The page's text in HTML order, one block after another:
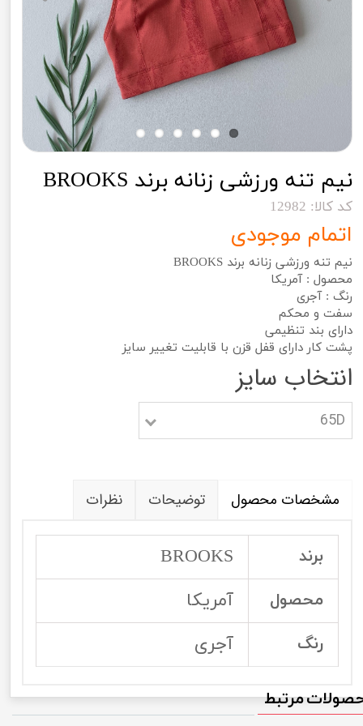
نیم تنه ورزشی زنانه برند BROOKS
کد کالا: 12982
اتمام موجودی
نیم تنه ورزشی زنانه برند BROOKS
محصول : آمریکا
رنگ : آجری
سفت و محکم
دارای بند تنظیمی
پشت کار دارای قفل قزن با قابلیت تغییر سایز
انتخاب سایز
65D
مشخصات محصول توضیحات نظرات
برند BROOKS
محصول آمریکا
رنگ آجری
مرتبط